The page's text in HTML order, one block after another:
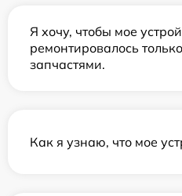
Я хочу, чтобы мое
ремонтировалось
запчастями.
Как я узнаю, что мое